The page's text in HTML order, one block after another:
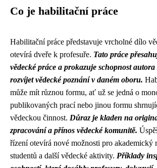
Co je habilitační práce
Habilitační práce představuje vrcholné dílo
otevírá dveře k profesuře. Tato práce
vědecké práce a prokazuje schopnost autora
rozvíjet vědecké poznání v daném oboru.
může mít různou formu, ať už se jedná o
publikovaných prací nebo jinou formu
vědeckou činnost. Důraz je kladen na
zpracování a přínos vědecké komunitě.
řízení otevírá nové možnosti pro akademický
studentů a další vědecké aktivity. Příklady